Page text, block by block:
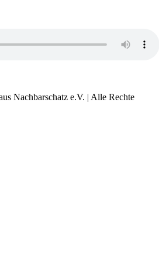
Nachbarschatz e.V. | Alle Rechte